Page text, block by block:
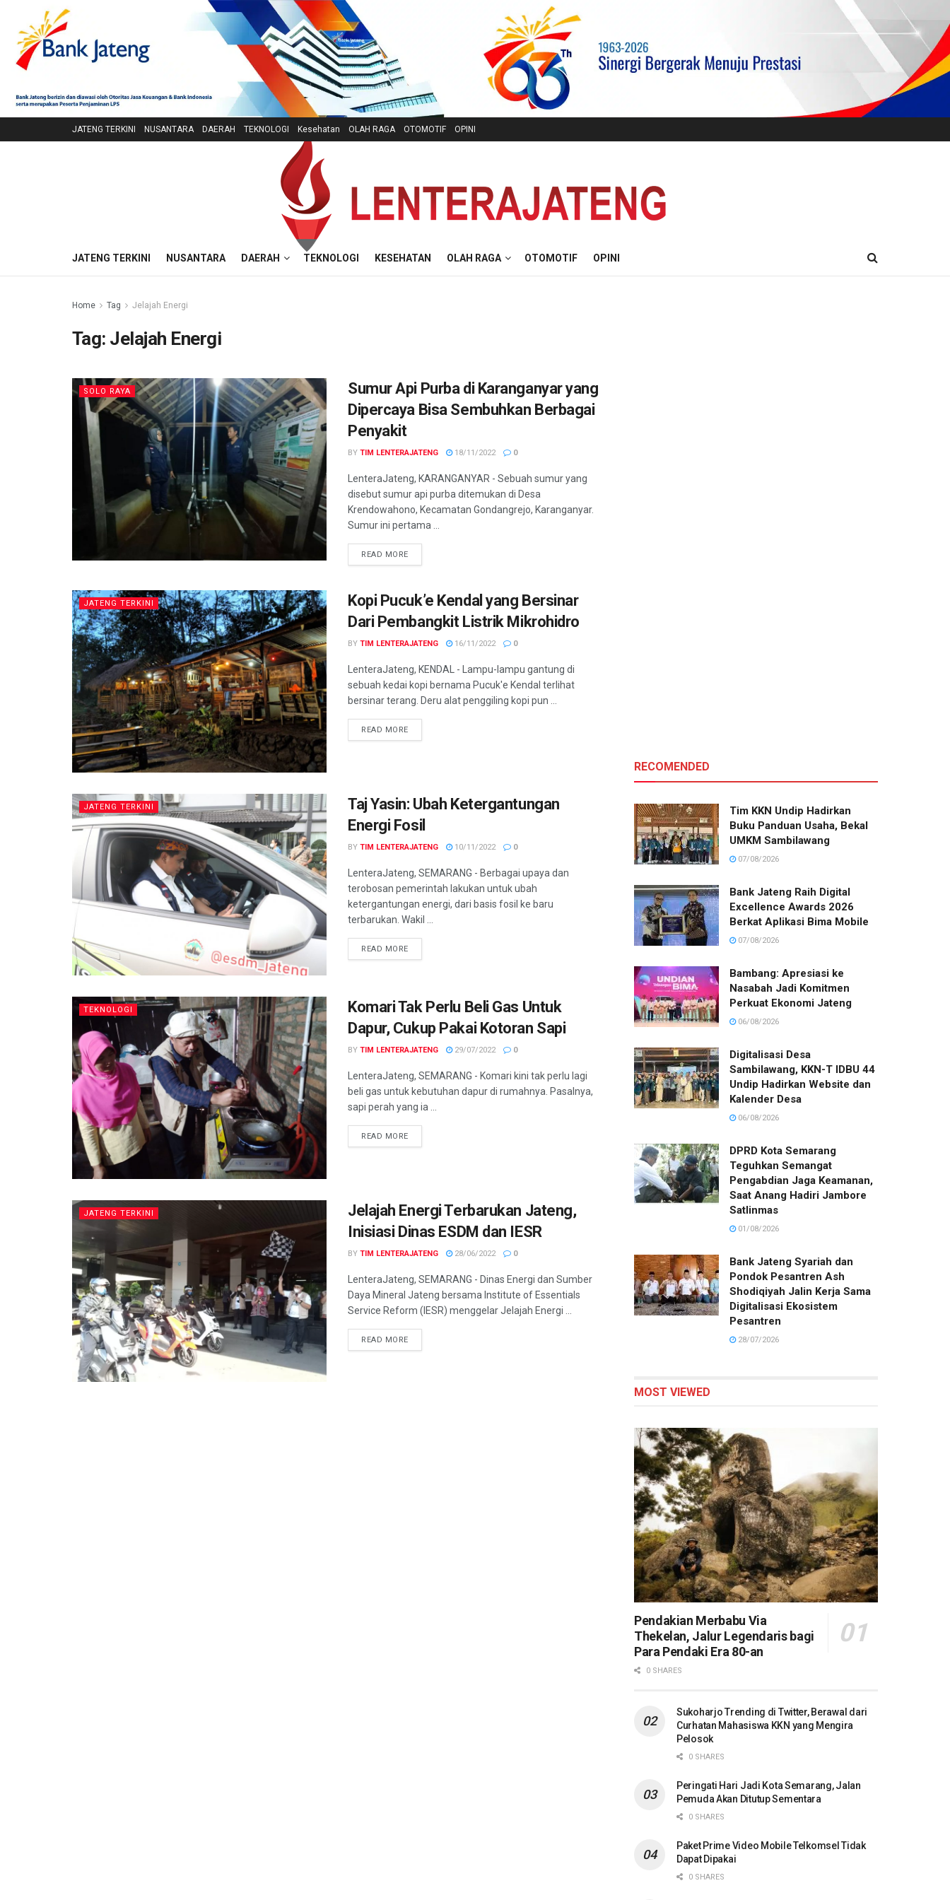
JATENG TERKINI NUSANTARA DAERAH TEKNOLOGI Kesehatan OLAH RAGA OTOMOTIF OPINI
JATENG TERKINI NUSANTARA DAERAH TEKNOLOGI KESEHATAN OLAH RAGA OTOMOTIF OPINI
Home Tag Jelajah Energi
Tag: Jelajah Energi
SOLO RAYA
Sumur Api Purba di Karanganyar yang
Dipercaya Bisa Sembuhkan Berbagai
Penyakit
BY TIM LENTERAJATENG 18/11/2022 0
LenteraJateng, KARANGANYAR - Sebuah sumur yang
disebut sumur api purba ditemukan di Desa
Krendowahono, Kecamatan Gondangrejo, Karanganyar.
Sumur ini pertama ...
READ MOREDETAILS
JATENG TERKINI
Kopi Pucuk’e Kendal yang Bersinar
Dari Pembangkit Listrik Mikrohidro
BY TIM LENTERAJATENG 16/11/2022 0
LenteraJateng, KENDAL - Lampu-lampu gantung di
sebuah kedai kopi bernama Pucuk'e Kendal terlihat
bersinar terang. Deru alat penggiling kopi pun ...
READ MOREDETAILS
JATENG TERKINI
Taj Yasin: Ubah Ketergantungan
Energi Fosil
BY TIM LENTERAJATENG 10/11/2022 0
LenteraJateng, SEMARANG - Berbagai upaya dan
terobosan pemerintah lakukan untuk ubah
ketergantungan energi, dari basis fosil ke baru
terbarukan. Wakil ...
READ MOREDETAILS
TEKNOLOGI
Komari Tak Perlu Beli Gas Untuk
Dapur, Cukup Pakai Kotoran Sapi
BY TIM LENTERAJATENG 29/07/2022 0
LenteraJateng, SEMARANG - Komari kini tak perlu lagi
beli gas untuk kebutuhan dapur di rumahnya. Pasalnya,
sapi perah yang ia ...
READ MOREDETAILS
JATENG TERKINI
Jelajah Energi Terbarukan Jateng,
Inisiasi Dinas ESDM dan IESR
BY TIM LENTERAJATENG 28/06/2022 0
LenteraJateng, SEMARANG - Dinas Energi dan Sumber
Daya Mineral Jateng bersama Institute of Essentials
Service Reform (IESR) menggelar Jelajah Energi ...
READ MOREDETAILS
RECOMENDED
Tim KKN Undip Hadirkan
Buku Panduan Usaha, Bekal
UMKM Sambilawang
07/08/2026
Bank Jateng Raih Digital
Excellence Awards 2026
Berkat Aplikasi Bima Mobile
07/08/2026
Bambang: Apresiasi ke
Nasabah Jadi Komitmen
Perkuat Ekonomi Jateng
06/08/2026
Digitalisasi Desa
Sambilawang, KKN-T IDBU 44
Undip Hadirkan Website dan
Kalender Desa
06/08/2026
DPRD Kota Semarang
Teguhkan Semangat
Pengabdian Jaga Keamanan,
Saat Anang Hadiri Jambore
Satlinmas
01/08/2026
Bank Jateng Syariah dan
Pondok Pesantren Ash
Shodiqiyah Jalin Kerja Sama
Digitalisasi Ekosistem
Pesantren
28/07/2026
MOST VIEWED
Pendakian Merbabu Via
Thekelan, Jalur Legendaris bagi
Para Pendaki Era 80-an
0 SHARES
Sukoharjo Trending di Twitter, Berawal dari
Curhatan Mahasiswa KKN yang Mengira
Pelosok
0 SHARES
Peringati Hari Jadi Kota Semarang, Jalan
Pemuda Akan Ditutup Sementara
0 SHARES
Paket Prime Video Mobile Telkomsel Tidak
Dapat Dipakai
0 SHARES